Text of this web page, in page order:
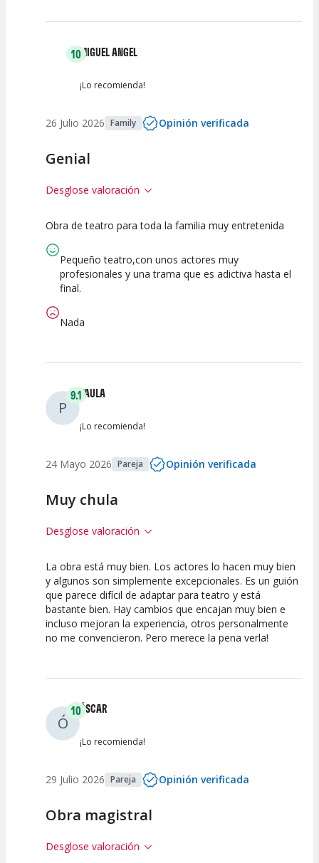
10MIGUEL ANGEL
¡Lo recomienda!
26 Julio 2026 Family Opinión verificada
Genial
Desglose valoración
10
Calidad del
Espectáculo
10
Puesta en
Escena
10
Interpretación
artística
Obra de teatro para toda la familia muy entretenida
Pequeño teatro,con unos actores muy
profesionales y una trama que es adictiva hasta el
final.
Nada
P
9.1PAULA
¡Lo recomienda!
24 Mayo 2026 Pareja Opinión verificada
Muy chula
Desglose valoración
10
Calidad del
Espectáculo
10
Puesta en
Escena
7.5
Interpretación
artística
La obra está muy bien. Los actores lo hacen muy bien
y algunos son simplemente excepcionales. Es un guión
que parece difícil de adaptar para teatro y está
bastante bien. Hay cambios que encajan muy bien e
incluso mejoran la experiencia, otros personalmente
no me convencieron. Pero merece la pena verla!
Ó
10ÓSCAR
¡Lo recomienda!
29 Julio 2026 Pareja Opinión verificada
Obra magistral
Desglose valoración